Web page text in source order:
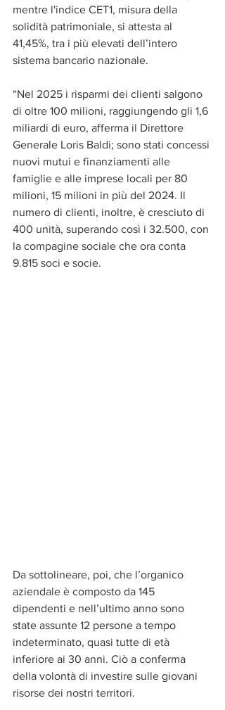
mentre l'indice CET1, misura della
solidità patrimoniale, si attesta al
41,45%, tra i più elevati dell’intero
sistema bancario nazionale.
“Nel 2025 i risparmi dei clienti salgono
di oltre 100 milioni, raggiungendo gli 1,6
miliardi di euro, afferma il Direttore
Generale Loris Baldi; sono stati concessi
nuovi mutui e finanziamenti alle
famiglie e alle imprese locali per 80
milioni, 15 milioni in più del 2024. Il
numero di clienti, inoltre, è cresciuto di
400 unità, superando così i 32.500, con
la compagine sociale che ora conta
9.815 soci e socie.
Da sottolineare, poi, che l’organico
aziendale è composto da 145
dipendenti e nell’ultimo anno sono
state assunte 12 persone a tempo
indeterminato, quasi tutte di età
inferiore ai 30 anni. Ciò a conferma
della volontà di investire sulle giovani
risorse dei nostri territori.